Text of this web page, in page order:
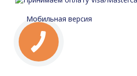
Мобильная версия